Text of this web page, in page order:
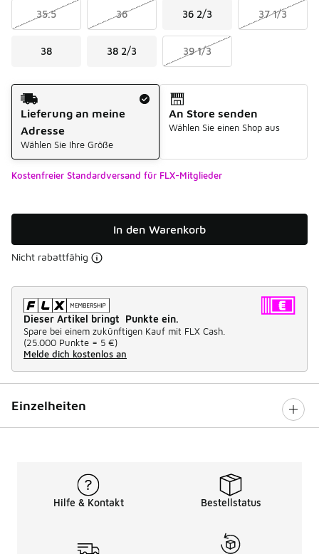
35.5 36 36 2/3 37 1/3
38 38 2/3 39 1/3
Versandart
Lieferung an meine
Adresse
Wählen Sie Ihre Größe
An Store senden
Wählen Sie einen Shop aus
Kostenfreier Standardversand für FLX-Mitglieder
In den Warenkorb
Nicht rabattfähig
Dieser Artikel bringt Punkte ein.
Spare bei einem zukünftigen Kauf mit FLX Cash.
(25.000 Punkte = 5 €)
Melde dich kostenlos an
Einzelheiten
Hilfe & Kontakt Bestellstatus